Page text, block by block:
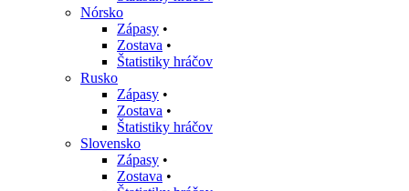
Nórsko
Zápasy •
Zostava •
Štatistiky hráčov
Rusko
Zápasy •
Zostava •
Štatistiky hráčov
Slovensko
Zápasy •
Zostava •